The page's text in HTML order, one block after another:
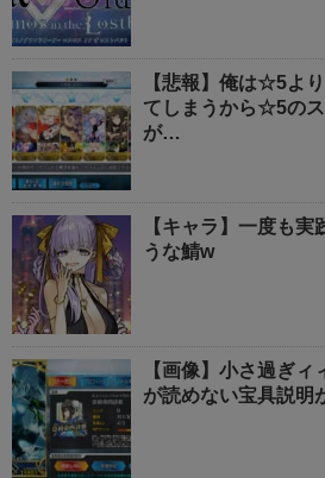
【悲報】俺は☆5よ
てしまうから☆5の
が…
【キャラ】一度も
うな鯖w
【画像】小さ過ぎ
が読めない宝具説明